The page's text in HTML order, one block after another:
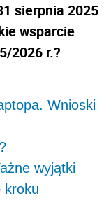
sierpnia 2025
wsparcie
2026 r.?
Wnioski
wyjątki
kroku